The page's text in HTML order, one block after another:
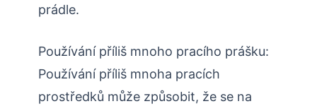
prádle.
Používání příliš mnoho pracího prášku:
Používání příliš mnoha pracích
prostředků může způsobit, že se na